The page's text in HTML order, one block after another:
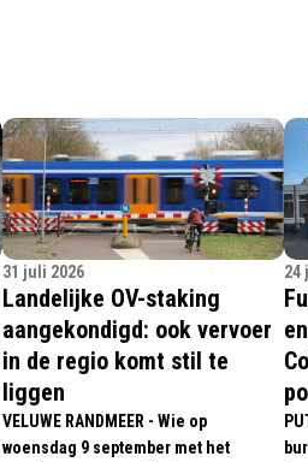
31 juli 2026
Landelijke OV-staking
aangekondigd: ook vervoer
in de regio komt stil te
liggen
VELUWE RANDMEER - Wie op
woensdag 9 september met het
24